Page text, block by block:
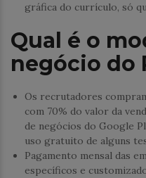
gráfica do currículo, só
Qual é o
negócio do
Os recrutadores
com 70% do valor da
de negócios do Google
uso gratuito de alguns
Pagamento mensal das
específicos e